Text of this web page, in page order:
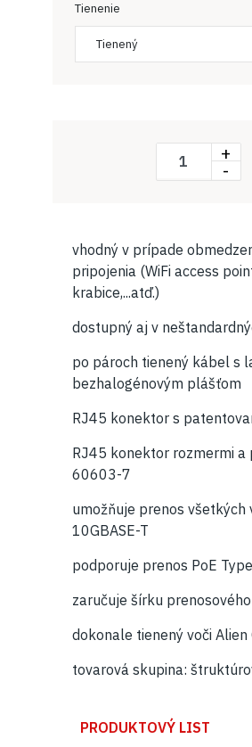
Tienenie
Tienený
+
-
vhodný v prípade
pripojenia (WiFi access
krabice,...atď.)
dostupný aj v
po pároch tienený kábel s
bezhalogénovým plášťom
RJ45 konektor s
RJ45 konektor rozmermi a
60603-7
umožňuje prenos
10GBASE-T
podporuje prenos PoE
zaručuje šírku
dokonale tienený voči
tovarová skupina:
PRODUKTOVÝ LIST